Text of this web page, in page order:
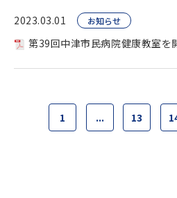
2023.03.01 お知らせ
第39回中津市民病院健康教室を
1 ... 13